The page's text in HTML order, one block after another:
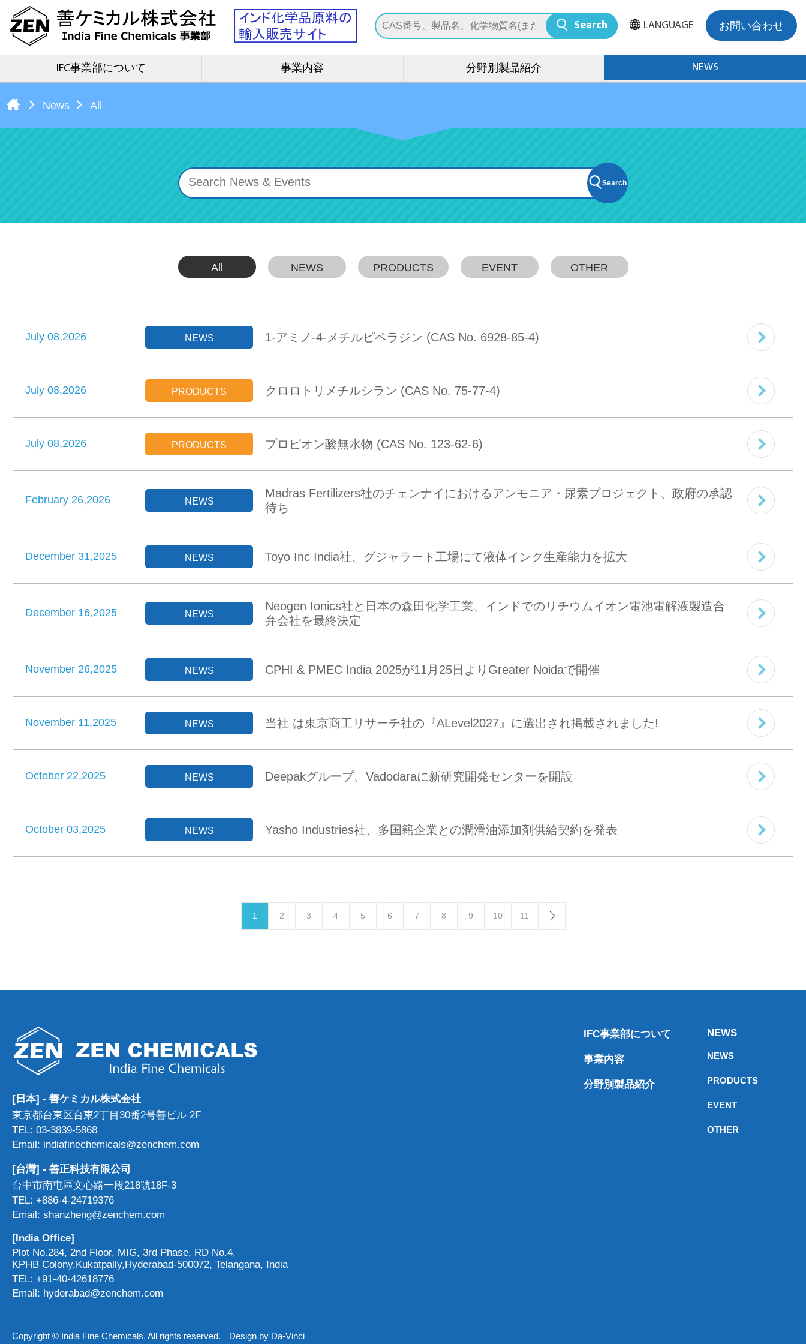
Search LANGUAGE お問い合わせ
IFC事業部について 事業内容 分野別製品紹介 NEWS
News All
Search
All NEWS PRODUCTS EVENT OTHER
July 08,2026 NEWS 1-アミノ-4-メチルピペラジン (CAS No. 6928-85-4)
July 08,2026 PRODUCTS クロロトリメチルシラン (CAS No. 75-77-4)
July 08,2026 PRODUCTS プロピオン酸無水物 (CAS No. 123-62-6)
February 26,2026 NEWS
Madras Fertilizers社のチェンナイにおけるアンモニア・尿素プロジェクト、政府の承認
待ち
December 31,2025 NEWS Toyo Inc India社、グジャラート工場にて液体インク生産能力を拡大
December 16,2025 NEWS
Neogen Ionics社と日本の森田化学工業、インドでのリチウムイオン電池電解液製造合
弁会社を最終決定
November 26,2025 NEWS CPHI & PMEC India 2025が11月25日よりGreater Noidaで開催
November 11,2025 NEWS 当社 は東京商工リサーチ社の『ALevel2027』に選出され掲載されました!
October 22,2025 NEWS Deepakグループ、Vadodaraに新研究開発センターを開設
October 03,2025 NEWS Yasho Industries社、多国籍企業との潤滑油添加剤供給契約を発表
1 2 3 4 5 6 7 8 9 10 11
IFC事業部について
事業内容
分野別製品紹介
NEWS
NEWS
PRODUCTS
EVENT
OTHER
[日本] - 善ケミカル株式会社
東京都台東区台東2丁目30番2号善ビル 2F
TEL: 03-3839-5868
Email: indiafinechemicals@zenchem.com
[台灣] - 善正科技有限公司
台中市南屯區文心路一段218號18F-3
TEL: +886-4-24719376
Email: shanzheng@zenchem.com
[India Office]
Plot No.284, 2nd Floor, MIG, 3rd Phase, RD No.4,
KPHB Colony,Kukatpally,Hyderabad-500072, Telangana, India
TEL: +91-40-42618776
Email: hyderabad@zenchem.com
Copyright © India Fine Chemicals. All rights reserved. Design by Da-Vinci